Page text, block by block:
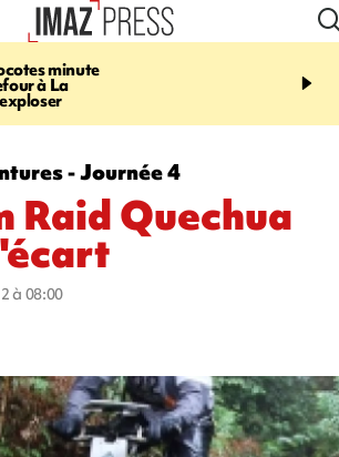
minute
à La
20:06
l'Asie, mort d'une
- Journée 4
Raid Quechua
à 08:00